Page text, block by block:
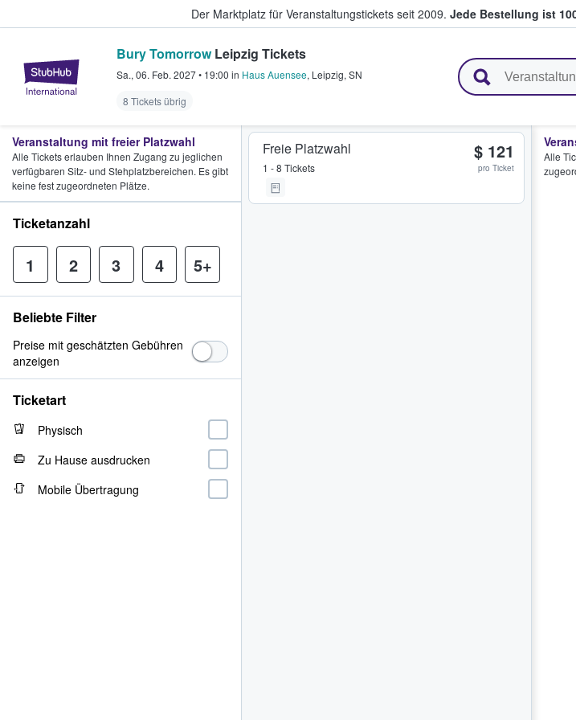
Der Marktplatz für Veranstaltungstickets seit 2009. Jede Bestellung ist
StubHub - Wo Fans Tickets kaufen & verkaufen
Bury TomorrowLeipzig Tickets
Sa., 06. Feb. 2027• 19:00 in Haus Auensee, Leipzig, SN
8 Tickets übrig
Freie Platzwahl
1 - 8 Tickets
$ 121
pro Ticket
Alle
Veranstaltung mit freier Platzwahl
Alle Tickets erlauben Ihnen Zugang zu jeglichen
verfügbaren Sitz- und Stehplatzbereichen. Es gibt
keine fest zugeordneten Plätze.
Ticketanzahl
1 2 3 4 5+
Beliebte Filter
Preise mit geschätzten Gebühren
anzeigen
Ticketart
Physisch
Zu Hause ausdrucken
Mobile Übertragung